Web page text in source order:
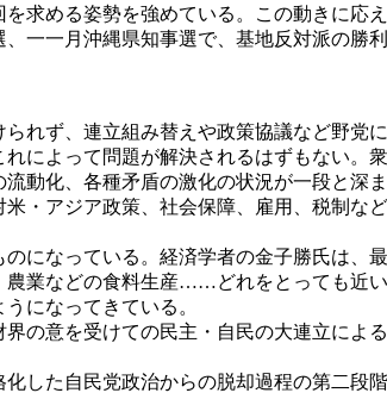
求める姿勢を強めている。この動きに応
一一月沖縄県知事選で、基地反対派の勝
れず、連立組み替えや政策協議など野党
によって問題が解決されるはずもない
動化、各種矛盾の激化の状況が一段と深ま
・アジア政策、社会保障、雇用、税制な
になっている。経済学者の金子勝氏は、
業などの食料生産……どれをとっても近
になってきている。
の意を受けての民主・自民の大連立によ
した自民党政治からの脱却過程の第二段